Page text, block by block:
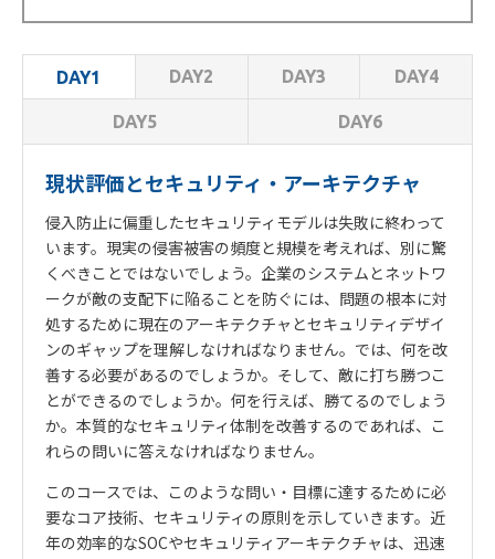
DAY1 DAY2 DAY3 DAY4
DAY5 DAY6
現状評価とセキュリティ・アーキテクチャ
侵入防止に偏重したセキュリティモデルは失敗に終わって
います。現実の侵害被害の頻度と規模を考えれば、別に驚
くべきことではないでしょう。企業のシステムとネットワ
ークが敵の支配下に陥ることを防ぐには、問題の根本に対
処するために現在のアーキテクチャとセキュリティデザイ
ンのギャップを理解しなければなりません。では、何を改
善する必要があるのでしょうか。そして、敵に打ち勝つこ
とができるのでしょうか。何を行えば、勝てるのでしょう
か。本質的なセキュリティ体制を改善するのであれば、こ
れらの問いに答えなければなりません。
このコースでは、このような問い・目標に達するために必
要なコア技術、セキュリティの原則を示していきます。近
年の効率的なSOCやセキュリティアーキテクチャは、迅速